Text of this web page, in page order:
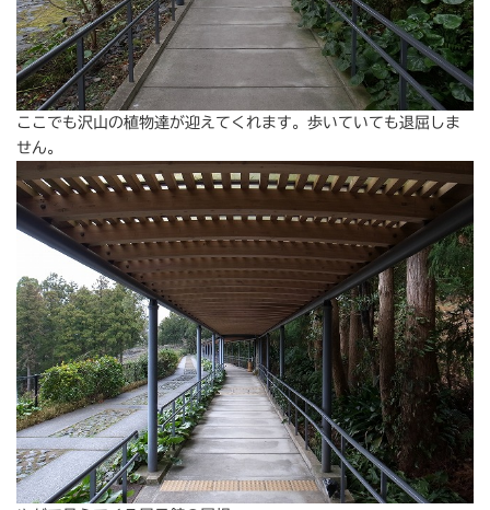
ここでも沢山の植物達が迎えてくれます。歩いていても退屈しま
せん。